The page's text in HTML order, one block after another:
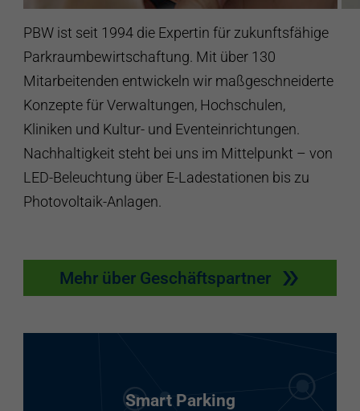
PBW ist seit 1994 die Expertin für zukunftsfähige
Parkraumbewirtschaftung. Mit über 130
Mitarbeitenden entwickeln wir maßgeschneiderte
Konzepte für Verwaltungen, Hochschulen,
Kliniken und Kultur- und Eventeinrichtungen.
Nachhaltigkeit steht bei uns im Mittelpunkt – von
LED-Beleuchtung über E-Ladestationen bis zu
Photovoltaik-Anlagen.
Mehr über Geschäftspartner
Smart Parking